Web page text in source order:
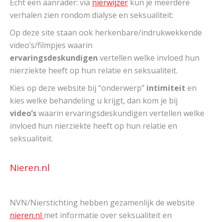
Echt een aanrader: via nierwijzer kun je meerdere
verhalen zien rondom dialyse en seksualiteit:
Op deze site staan ook herkenbare/indrukwekkende
video’s/filmpjes waarin
ervaringsdeskundigen vertellen welke invloed hun
nierziekte heeft op hun relatie en seksualiteit.
Kies op deze website bij “onderwerp” intimiteit en
kies welke behandeling u krijgt, dan kom je bij
video’swaarin ervaringsdeskundigen vertellen welke
invloed hun nierziekte heeft op hun relatie en
seksualiteit.
Nieren.nl
NVN/Nierstichting hebben gezamenlijk de website
nieren.nl met informatie over seksualiteit en